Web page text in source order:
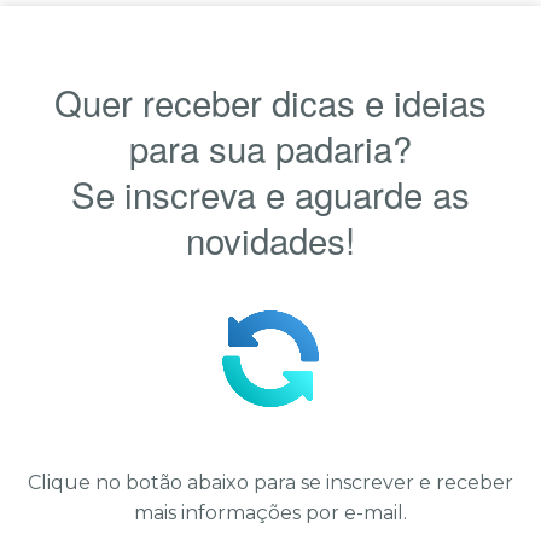
Quer receber dicas e ideias
para sua padaria?
Se inscreva e aguarde as
novidades!
Clique no botão abaixo para se inscrever e receber
mais informações por e-mail.